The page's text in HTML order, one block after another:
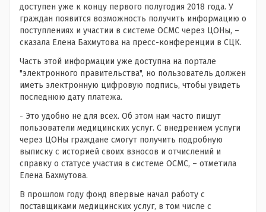
доступен уже к концу первого полугодия 2018 года. У
граждан появится возможность получить информацию о
поступлениях и участии в системе ОСМС через ЦОНы, –
сказала Елена Бахмутова на пресс-конференции в СЦК.
Часть этой информации уже доступна на портале
"электронного правительства", но пользователь должен
иметь электронную цифровую подпись, чтобы увидеть
последнюю дату платежа.
- Это удобно не для всех. Об этом нам часто пишут
пользователи медицинских услуг. С внедрением услуги
через ЦОНы граждане смогут получить подробную
выписку с историей своих взносов и отчислений и
справку о статусе участия в системе ОСМС, – отметила
Елена Бахмутова.
В прошлом году фонд впервые начал работу с
поставщиками медицинских услуг‚ в том числе с